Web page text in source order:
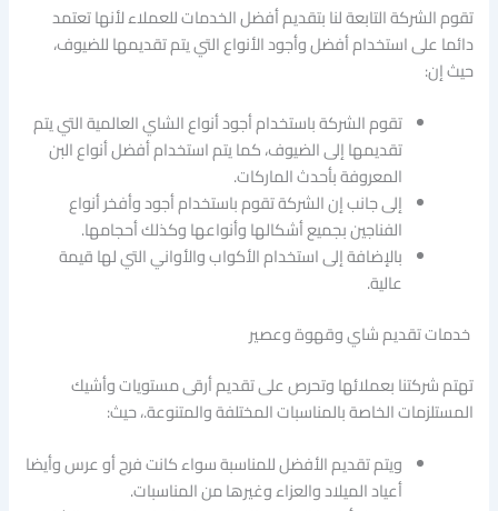
تقوم الشركة التابعة لنا بتقديم أفضل الخدمات للعملاء لأنها تعتمد
دائما على استخدام أفضل وأجود الأنواع التي يتم تقديمها للضيوف،
حيث إن:
تقوم الشركة باستخدام أجود أنواع الشاي العالمية التي يتم
تقديمها إلى الضيوف، كما يتم استخدام أفضل أنواع البن
المعروفة بأحدث الماركات.
إلى جانب إن الشركة تقوم باستخدام أجود وأفخر أنواع
الفناجين بجميع أشكالها وأنواعها وكذلك أحجامها.
بالإضافة إلى استخدام الأكواب والأواني التي لها قيمة
عالية.
خدمات تقديم شاي وقهوة وعصير
تهتم شركتنا بعملائها وتحرص على تقديم أرقى مستويات وأشيك
المستلزمات الخاصة بالمناسبات المختلفة والمتنوعة.، حيث:
ويتم تقديم الأفضل للمناسبة سواء كانت فرح أو عرس وأيضا
أعياد الميلاد والعزاء وغيرها من المناسبات.